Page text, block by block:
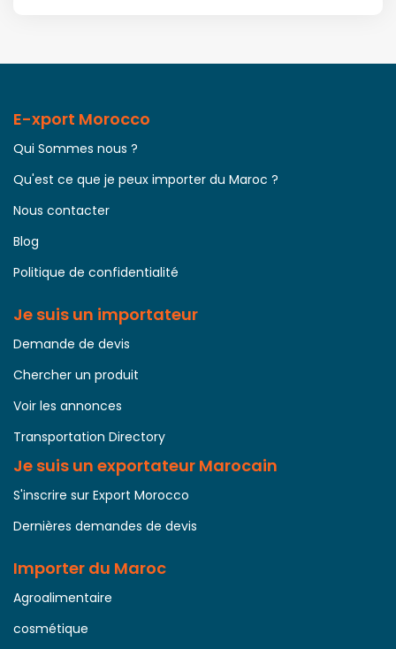
E-xport Morocco
Qui Sommes nous ?
Qu'est ce que je peux importer du Maroc ?
Nous contacter
Blog
Politique de confidentialité
Je suis un importateur
Demande de devis
Chercher un produit
Voir les annonces
Transportation Directory
Je suis un exportateur Marocain
S'inscrire sur Export Morocco
Dernières demandes de devis
Importer du Maroc
Agroalimentaire
cosmétique